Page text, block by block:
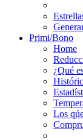
Primi/Bono
Home
¿Qué
Los